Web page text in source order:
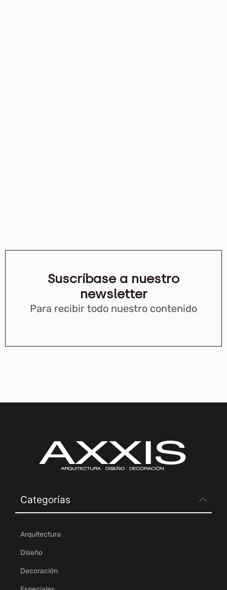
Suscríbase a nuestro
newsletter
Para recibir todo nuestro contenido
Categorías
Arquitectura
Diseño
Decoración